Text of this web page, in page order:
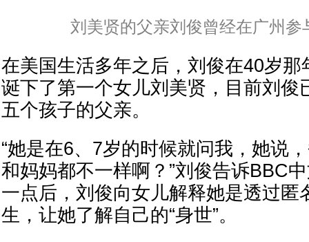
刘美贤的父亲刘俊曾经在广州参
在美国生活多年之后，刘俊在40岁那
诞下了第一个女儿刘美贤，目前刘俊
五个孩子的父亲。
“她是在6、7岁的时候就问我，她说
和妈妈都不一样啊？”刘俊告诉BBC
一点后，刘俊向女儿解释她是透过匿
生，让她了解自己的“身世”。